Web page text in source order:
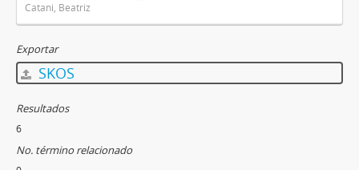
Catani, Beatriz
Exportar
SKOS
Resultados
6
No. término relacionado